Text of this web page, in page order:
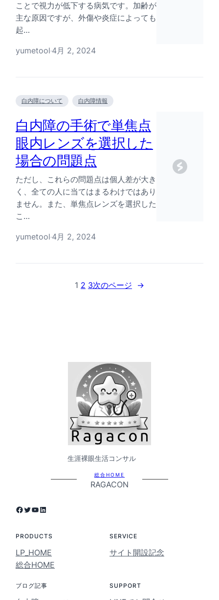
ことで視力が低下する病気です。加齢が
主な原因ですが、外傷や炎症によっても
起…
yumetool·4月 2, 2024
白内障について 白内障情報
白内障の手術で単焦点
眼内レンズを選択した
場合の問題点
ただし、これらの問題点は個人差が大き
く、全ての人に当てはまるわけではあり
ません。また、単焦点レンズを選択した
こ…
yumetool·4月 2, 2024
1 2 3次のページ →
生涯裸眼生活コンサル
総合HOME
RAGACON
Facebook Twitter YouTube LinkedIn
PRODUCTS
LP_HOME
総合HOME
SERVICE
サイト開設記念
ブログ記事 SUPPORT